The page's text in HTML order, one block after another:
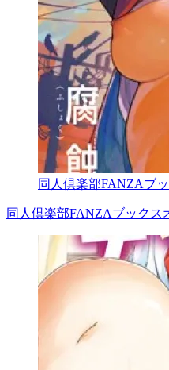
同人倶楽部FANZAブ
同人倶楽部FANZAブックス